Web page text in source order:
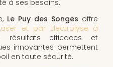
à ses besoins.
Le Puy des Songes offre
et par Electrolyse à
résultats efficaces et
innovantes permettent
en toute sécurité.